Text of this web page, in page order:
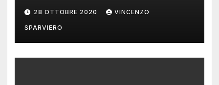
OGGI” DAL 29 OTTOBRE AL
21 DICEMBRE 2020 CICLO DI
SEMINARI FILOSOFICO-
POLITICI
28 OTTOBRE 2020 VINCENZO
SPARVIERO